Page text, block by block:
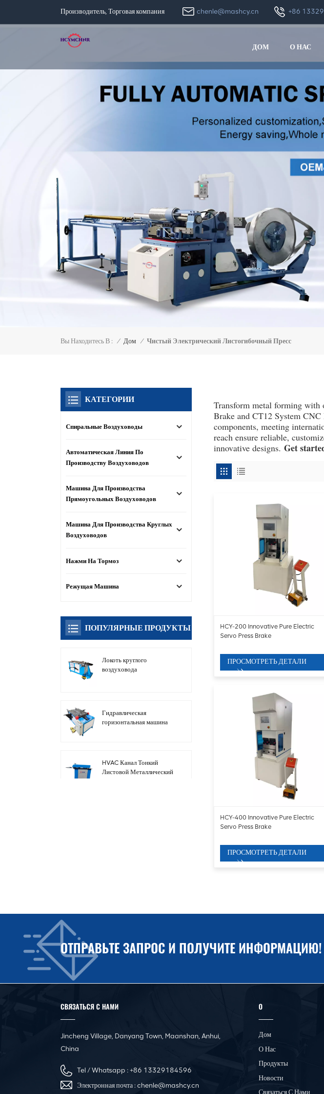
Производитель, Торговая компания chenle@mashcy.cn +86
ДОМ О НАС
Вы Находитесь В : / Дом / Чистый Электрический Листогибочный Пресс
Transform metal forming with
Brake and CT12 System
components, meeting
reach ensure reliable,
innovative designs. Get
HCY-200 Innovative Pure Electric
Servo Press Brake
ПРОСМОТРЕТЬ ДЕТАЛИ
HCY-400 Innovative Pure Electric
Servo Press Brake
ПРОСМОТРЕТЬ ДЕТАЛИ
КАТЕГОРИИ
Спиральные Воздуховоды
Автоматическая Линия По
Производству Воздуховодов
Машина Для Производства
Прямоугольных Воздуховодов
Машина Для Производства Круглых
Воздуховодов
Нажми На Тормоз
Режущая Машина
ПОПУЛЯРНЫЕ ПРОДУКТЫ
Локоть круглого
воздуховода
Гидравлическая
горизонтальная машина
HVAC Канал Тонкий
Листовой Металлический
квадратных
для выравнивания и
электрическая машина
листогибочный пресс с
ОТПРАВЬТЕ ЗАПРОС И ПОЛУЧИТЕ ИНФОРМАЦИЮ!
СВЯЗАТЬСЯ С НАМИ
Jincheng Village, Danyang Town, Maanshan, Anhui,
China
Tel / Whatsapp :+86 13329184596
Электронная почта :chenle@mashcy.cn
О
Дом
О Нас
Продукты
Новости